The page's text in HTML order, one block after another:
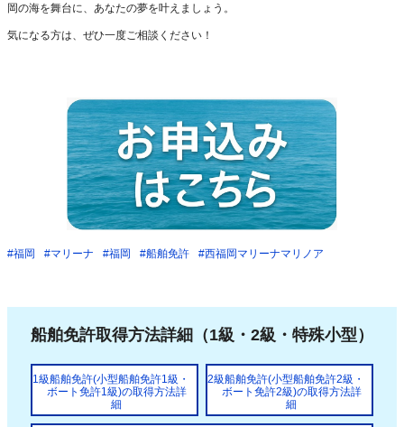
岡の海を舞台に、あなたの夢を叶えましょう。
気になる方は、ぜひ一度ご相談ください！
#福岡 #マリーナ #福岡 #船舶免許 #西福岡マリーナマリノア
船舶免許取得方法詳細（1級・2級・特殊小型）
1級船舶免許(小型船舶免許1級・
ボート免許1級)の取得方法詳
細
2級船舶免許(小型船舶免許2級・
ボート免許2級)の取得方法詳
細